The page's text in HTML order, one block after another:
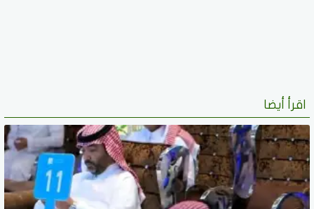
اقرأ أيضا